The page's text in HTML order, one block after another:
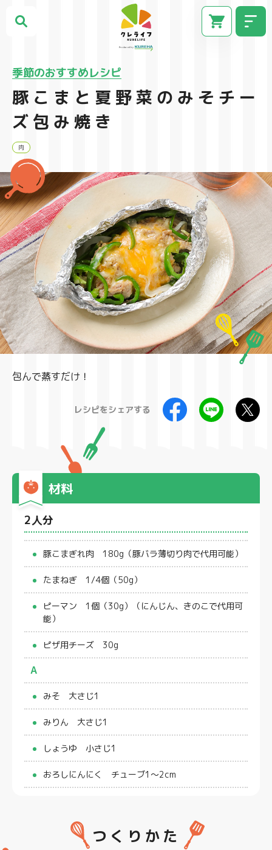
CM
製
季節のおすすめレシピ
豚こまと夏野菜のみそチー
ズ包み焼き
肉
レシピをシェアする
包んで蒸すだけ！
材料
2人分
豚こまぎれ肉 180g（豚バラ薄切り肉で代用可能）
たまねぎ 1/4個（50g）
ピーマン 1個（30g）（にんじん、きのこで代用可
能）
ピザ用チーズ 30g
A
みそ 大さじ1
みりん 大さじ1
しょうゆ 小さじ1
おろしにんにく チューブ1〜2cm
つくりかた